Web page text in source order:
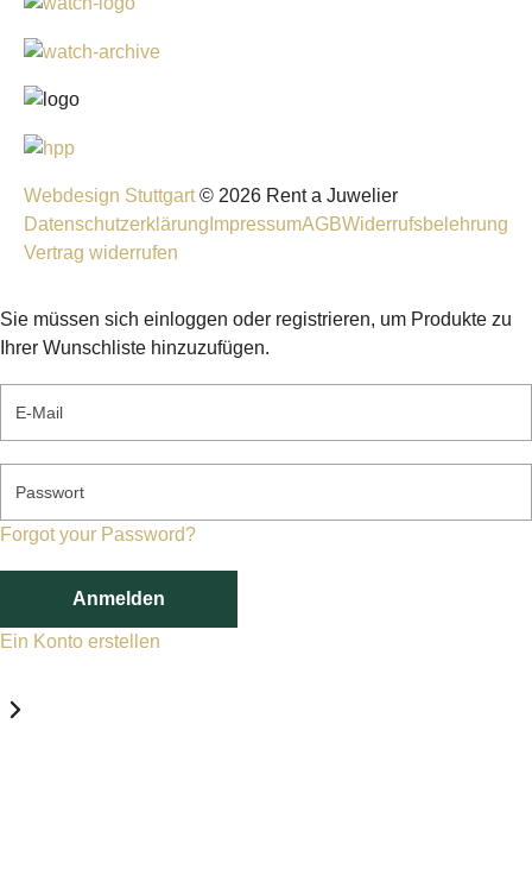
Webdesign Stuttgart © 2026 Rent a Juwelier
Datenschutzerklärung ImpressumAGBWiderrufsbelehrung
Vertrag widerrufen
Sie müssen sich einloggen oder registrieren, um Produkte zu
Ihrer Wunschliste hinzuzufügen.
E-Mail
Passwort
Forgot your Password?
Anmelden
Ein Konto erstellen